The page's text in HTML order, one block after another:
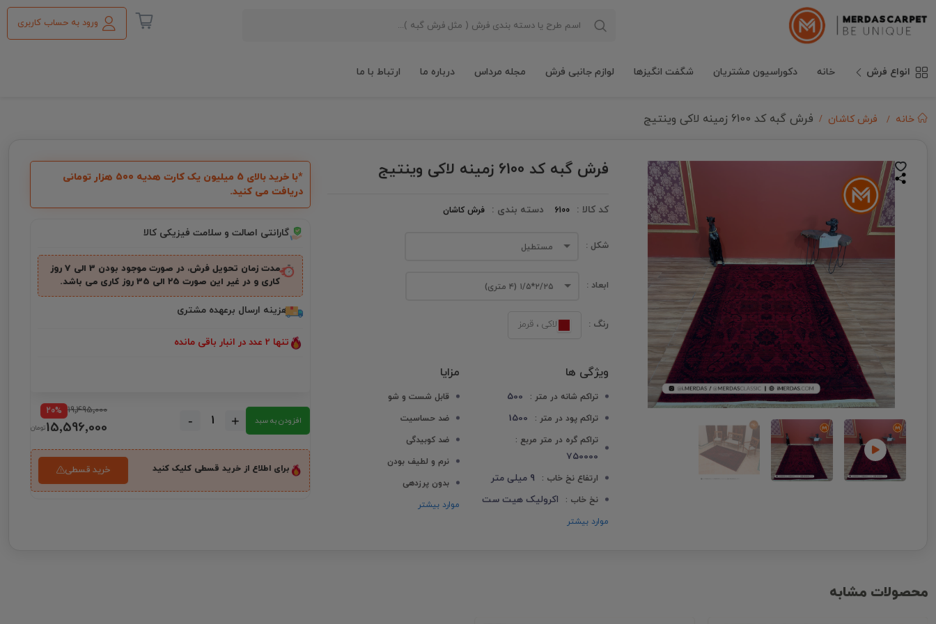
ورود به حساب کاربری
انواع فرش خانه دکوراسیون مشتریان شگفت انگیزها لوازم جانبی فرش مجله مرداس درباره ما ارتباط با ما
خانه فرش کاشان فرش گبه کد 6100 زمینه لاکی وینتیج
فرش گبه کد 6100 زمینه لاکی وینتیج
کد کالا : 6100 دسته بندی : فرش کاشان
شکل : مستطیل
ابعاد : ۲/۲۵*۱/۵ (۴ متری)
رنگ : لاکی ، قرمز
ویژگی ها
تراکم شانه در متر : 500
تراکم پود در متر : 1500
تراکم گره در متر مربع :
750000
ارتفاع نخ خاب : 9 میلی متر
نخ خاب : اکرولیک هیت ست
موارد بیشتر
مزایا
قابل شست و شو
ضد حساسیت
ضد کوبیدگی
نرم و لطیف بودن
بدون پرزدهی
موارد بیشتر
*با خرید بالای 5 میلیون یک کارت هدیه ۵۰۰ هزار تومانی
دریافت می کنید.
گارانتی اصالت و سلامت فیزیکی کالا
مدت زمان تحویل فرش، در صورت موجود بودن 3 الی 7 روز
کاری و در غیر این صورت ۲5 الی 35 روز کاری می باشد.
هزینه ارسال برعهده مشتری
تنها 2 عدد در انبار باقی مانده
افزودن به سبد - +
19٬495٬000 20%
15٬596٬000
برای اطلاع از خرید قسطی کلیک کنید خرید قسطی
محصولات مشابه